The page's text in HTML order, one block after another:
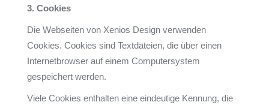
3. Cookies
Die Webseiten von Xenios Design verwenden
Cookies. Cookies sind Textdateien, die über einen
Internetbrowser auf einem Computersystem
gespeichert werden.
Viele Cookies enthalten eine eindeutige Kennung, die